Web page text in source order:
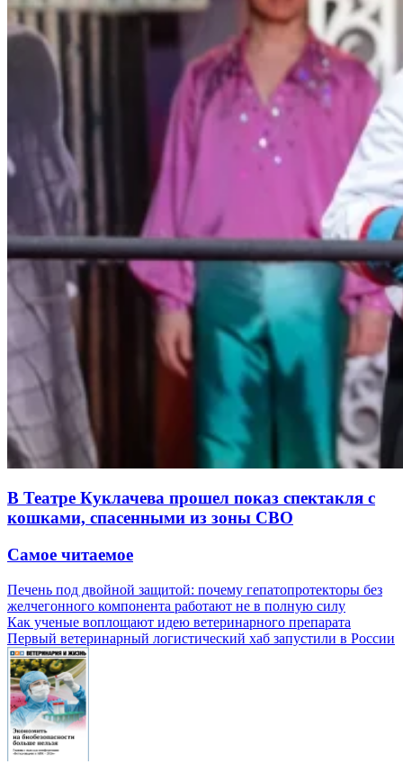
В Театре Куклачева прошел показ спектакля с
кошками, спасенными из зоны СВО
Самое читаемое
Печень под двойной защитой: почему гепатопротекторы без
желчегонного компонента работают не в полную силу
Как ученые воплощают идею ветеринарного препарата
Первый ветеринарный логистический хаб запустили в России